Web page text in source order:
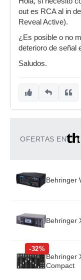
out es RCA al in
Reveal Active).
¿Es posible o no
deterioro de señal
Saludos.
OFERTAS EN
Behringer
Behringer
-32%
Behringer
Compact